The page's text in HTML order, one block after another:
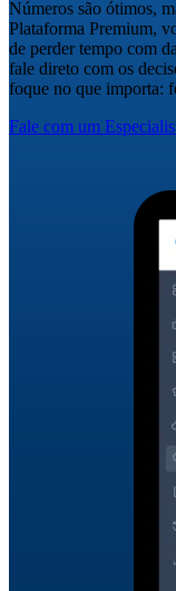
Números são ótimos,
Plataforma Premium,
de perder tempo com
fale direto com os
foque no que importa:
Fale com um